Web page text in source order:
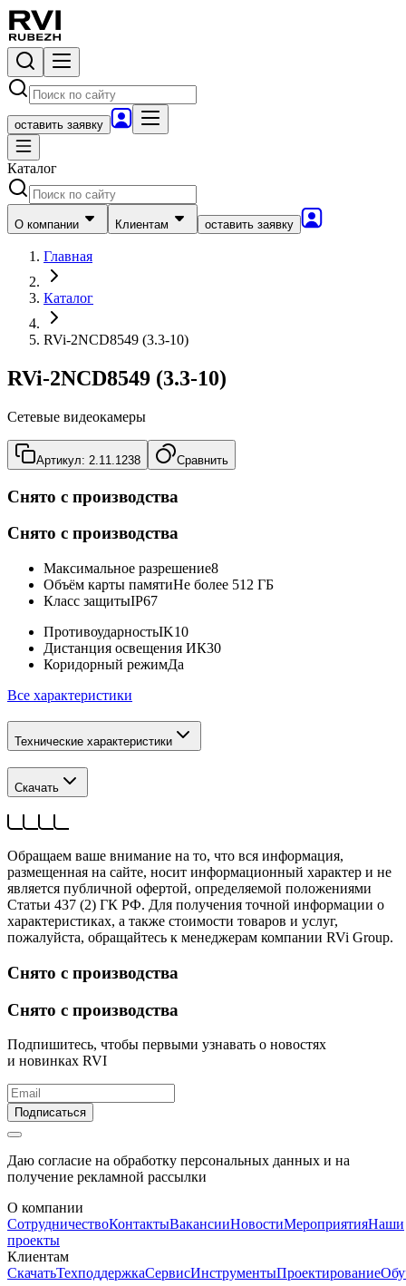
оставить заявку
Каталог
О компании Клиентам оставить заявку
Главная
Каталог
RVi-2NCD8549 (3.3-10)
RVi-2NCD8549 (3.3-10)
Сетевые видеокамеры
Артикул: 2.11.1238 Сравнить
Снято с производства
Снято с производства
Максимальное разрешение8
Объём карты памятиНе более 512 ГБ
Класс защитыIP67
ПротивоударностьIK10
Дистанция освещения ИК30
Коридорный режимДа
Все характеристики
Технические характеристики
Скачать
Обращаем ваше внимание на то, что вся информация,
размещенная на сайте, носит информационный характер и не
является публичной офертой, определяемой положениями
Статьи 437 (2) ГК РФ. Для получения точной информации о
характеристиках, а также стоимости товаров и услуг,
пожалуйста, обращайтесь к менеджерам компании RVi Group.
Снято с производства
Снято с производства
Подпишитесь, чтобы первыми узнавать о новостях
и новинках RVI
Подписаться
Даю согласие на обработку персональных данных и на
получение рекламной рассылки
О компании
СотрудничествоКонтактыВакансииНовостиМероприятияНаши
проекты
Клиентам
СкачатьТехподдержкаСервисИнструментыПроектирование